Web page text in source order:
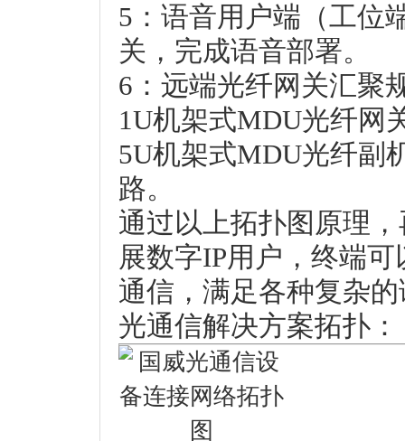
5：语音用户端（工位
关，完成语音部署。
6：远端光纤网关汇聚
1U机架式MDU光纤网
5U机架式MDU光纤副
路。
通过以上拓扑图原理
展数字IP用户，终端
通信，满足各种复杂
光通信解决方案拓扑：